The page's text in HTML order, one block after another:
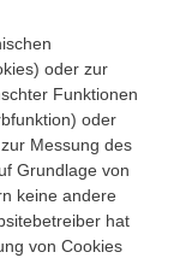
oder zur
Funktionen
oder
Messung des
Grundlage von
keine andere
hat
von Cookies